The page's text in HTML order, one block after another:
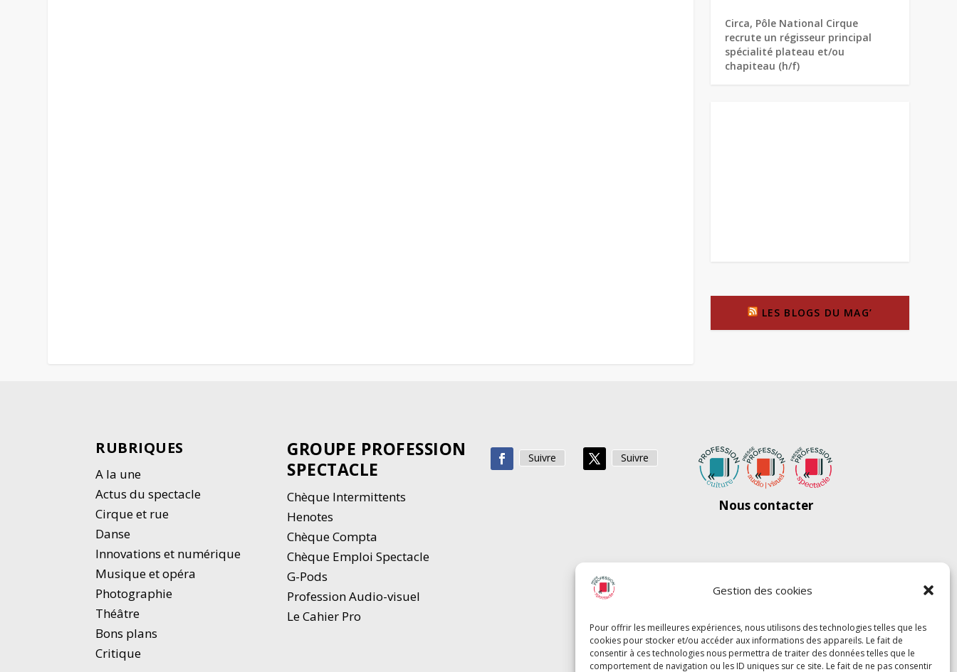
Gestion des cookies
Pour offrir les meilleures expériences, nous utilisons des technologies telles que les
cookies pour stocker et/ou accéder aux informations des appareils. Le fait de
consentir à ces technologies nous permettra de traiter des données telles que le
comportement de navigation ou les ID uniques sur ce site. Le fait de ne pas consentir
Circa, Pôle National Cirque
recrute un régisseur principal
spécialité plateau et/ou
chapiteau (h/f)
LES BLOGS DU MAG’
RUBRIQUES
A la une
Actus du spectacle
Cirque et rue
Danse
Innovations et numérique
Musique et opéra
Photographie
Théâtre
Bons plans
Critique
GROUPE PROFESSION
SPECTACLE
Chèque Intermittents
Henotes
Chèque Compta
Chèque Emploi Spectacle
G-Pods
Profession Audio-visuel
Le Cahier Pro
Suivre Suivre
Nous contacter